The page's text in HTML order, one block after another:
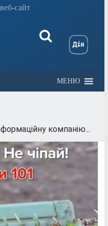
сайт
МЕНЮ
компанію...